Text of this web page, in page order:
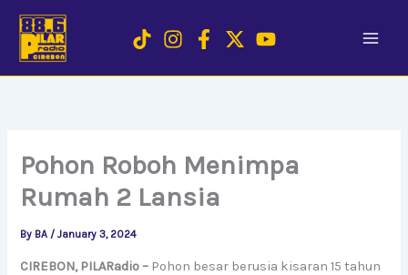
content
Pohon Roboh Menimpa
Rumah 2 Lansia
By BA /January 3, 2024
CIREBON, PILARadio – Pohon besar berusia kisaran 15 tahun